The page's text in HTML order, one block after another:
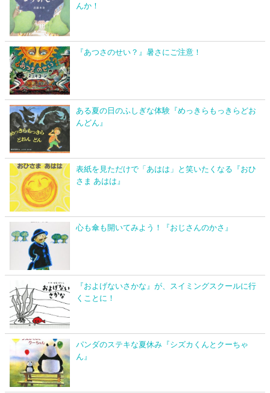
んか！
『あつさのせい？』暑さにご注意！
ある夏の日のふしぎな体験『めっきらもっきらどお
んどん』
表紙を見ただけで「あはは」と笑いたくなる『おひ
さま あはは』
心も傘も開いてみよう！『おじさんのかさ』
『およげないさかな』が、スイミングスクールに行
くことに！
パンダのステキな夏休み『シズカくんとクーちゃ
ん』